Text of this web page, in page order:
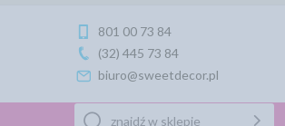
801 00 73 84
(32) 445 73 84
biuro@sweetdecor.pl